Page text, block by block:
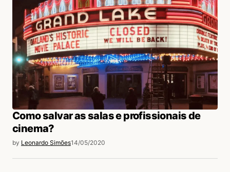
Como salvar as salas e profissionais de
cinema?
by Leonardo Simões14/05/2020